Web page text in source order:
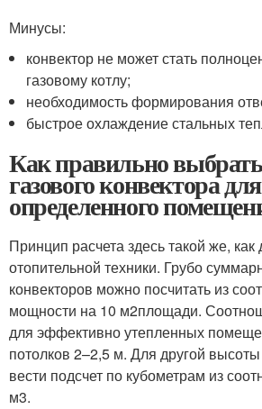
Минусы:
конвектор не может стать
газовому котлу;
необходимость формирования
быстрое охлаждение стальных
Как правильно
газового конвектора для
определенного
Принцип расчета здесь такой же,
отопительной техники. Грубо
конвекторов можно посчитать из
мощности на 10 м2площади.
для эффективно утепленных
потолков 2–2,5 м. Для другой
вести подсчет по кубометрам из
м3.